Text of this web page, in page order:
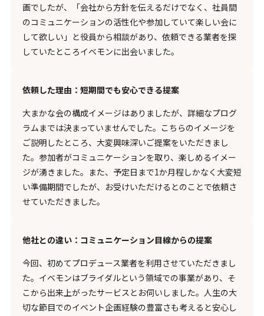
画でしたが、「会社から方針を伝えるだけでなく、社員間
のコミュニケーションの活性化や参加していて楽しい会に
して欲しい」と役員から相談があり、依頼できる業者を探
していたところイベモンに出会いました。
依頼した理由：短期間でも安心できる提案
大まかな会の構成イメージはありましたが、詳細なプログ
ラムまでは決まっていませんでした。こちらのイメージを
ご説明したところ、大変興味深いご提案をいただきまし
た。参加者がコミュニケーションを取り、楽しめるイメー
ジが湧きました。また、予定日まで1か月程しかなく大変短
い準備期間でしたが、お受けいただけるとのことで依頼さ
せていただきました。
他社との違い：コミュニケーション目線からの提案
今回、初めてプロデュース業者を利用させていただきまし
た。イベモンはブライダルという領域での事業があり、そ
こから出来上がったサービスとお伺いしました。人生の大
切な節目でのイベント企画経験の豊富さも考えると安心し